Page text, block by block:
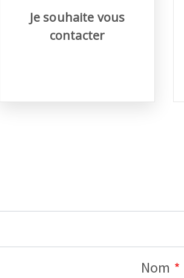
OUTILS COUPANTS
Je souhaite vous
contacter
Nom